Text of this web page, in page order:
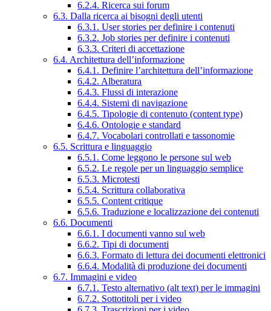
6.2.4. Ricerca sui forum
6.3. Dalla ricerca ai bisogni degli utenti
6.3.1. User stories per definire i contenuti
6.3.2. Job stories per definire i contenuti
6.3.3. Criteri di accettazione
6.4. Architettura dell’informazione
6.4.1. Definire l’architettura dell’informazione
6.4.2. Alberatura
6.4.3. Flussi di interazione
6.4.4. Sistemi di navigazione
6.4.5. Tipologie di contenuto (content type)
6.4.6. Ontologie e standard
6.4.7. Vocabolari controllati e tassonomie
6.5. Scrittura e linguaggio
6.5.1. Come leggono le persone sul web
6.5.2. Le regole per un linguaggio semplice
6.5.3. Microtesti
6.5.4. Scrittura collaborativa
6.5.5. Content critique
6.5.6. Traduzione e localizzazione dei contenuti
6.6. Documenti
6.6.1. I documenti vanno sul web
6.6.2. Tipi di documenti
6.6.3. Formato di lettura dei documenti elettronici
6.6.4. Modalità di produzione dei documenti
6.7. Immagini e video
6.7.1. Testo alternativo (alt text) per le immagini
6.7.2. Sottotitoli per i video